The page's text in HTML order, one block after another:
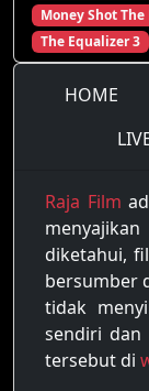
Money Shot
The Equalizer 3
HOME
Raja Film
diketahui,
bersumber
tidak
sendiri dan
tersebut di